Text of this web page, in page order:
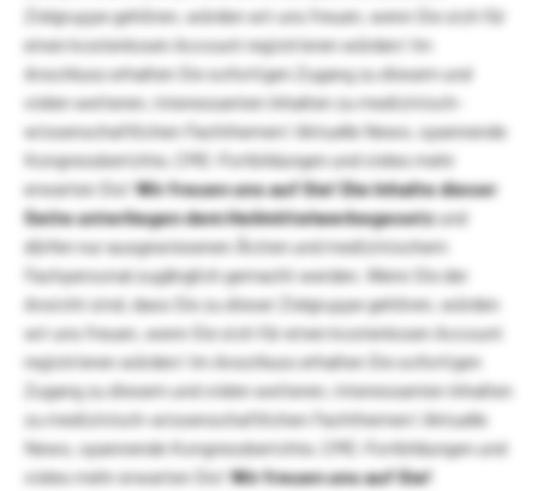
Zielgruppe gehören, würden wir uns freuen, wenn Sie sich für
einen kostenlosen Account registrieren würden! Im
Anschluss erhalten Sie sofortigen Zugang zu diesem und
vielen weiteren, interessanten Inhalten zu medizinisch-
wissenschaftlichen Fachthemen! Aktuelle News, spannende
Kongressberichte, CME-Fortbildungen und vieles mehr
erwarten Sie!Wir freuen uns auf Sie!Die Inhalte dieser
Seite unterliegen dem Heilmittelwerbegesetzund
dürfen nur ausgewiesenen Ärzten und medizinischem
Fachpersonal zugänglich gemacht werden. Wenn Sie der
Ansicht sind, dass Sie zu dieser Zielgruppe gehören, würden
wir uns freuen, wenn Sie sich für einen kostenlosen Account
registrieren würden! Im Anschluss erhalten Sie sofortigen
Zugang zu diesem und vielen weiteren, interessanten Inhalten
zu medizinisch-wissenschaftlichen Fachthemen! Aktuelle
News, spannende Kongressberichte, CME-Fortbildungen und
vieles mehr erwarten Sie!Wir freuen uns auf Sie!